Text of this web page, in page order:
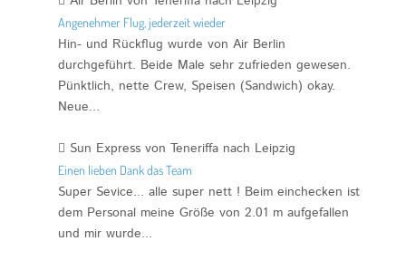
Angenehmer Flug, jederzeit wieder
Hin- und Rückflug wurde von Air Berlin
durchgeführt. Beide Male sehr zufrieden gewesen.
Pünktlich, nette Crew, Speisen (Sandwich) okay.
Neue...
Sun Express von Teneriffa nach Leipzig
Einen lieben Dank das Team
Super Sevice... alle super nett ! Beim einchecken ist
dem Personal meine Größe von 2.01 m aufgefallen
und mir wurde...